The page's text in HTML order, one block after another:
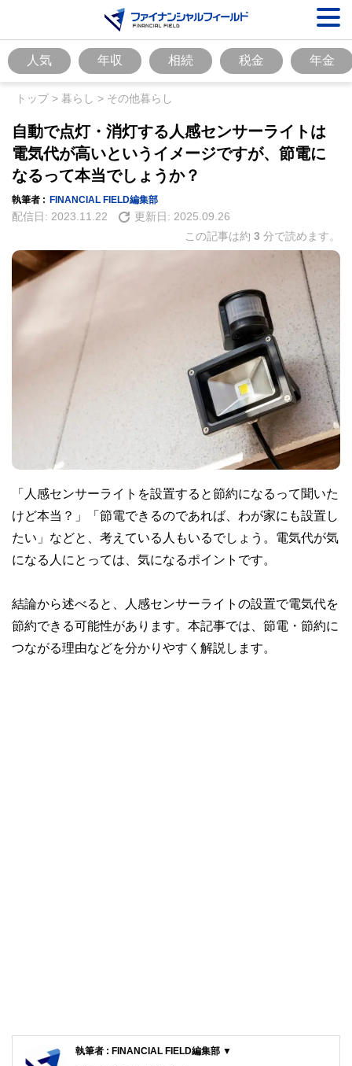
人気 年収 相続 税金 年金
トップ> 暮らし > その他暮らし
自動で点灯・消灯する人感センサーライトは
電気代が高いというイメージですが、節電に
なるって本当でしょうか？
執筆者 : FINANCIAL FIELD編集部
配信日: 2023.11.22 更新日: 2025.09.26
この記事は約 3 分で読めます。
「人感センサーライトを設置すると節約になるって聞いた
けど本当？」「節電できるのであれば、わが家にも設置し
たい」などと、考えている人もいるでしょう。電気代が気
になる人にとっては、気になるポイントです。
結論から述べると、人感センサーライトの設置で電気代を
節約できる可能性があります。本記事では、節電・節約に
つながる理由などを分かりやすく解説します。
執筆者 : FINANCIAL FIELD編集部 ▼